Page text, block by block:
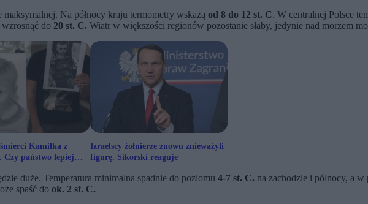
Na północy kraju termometry wskażą od 8 do 12 st. C. W centralnej Polsce
do 20 st. C. Wiatr w większości regionów pozostanie słaby, jedynie nad morzem
Kamilka z
Czy państwo lepiej
Izraelscy żołnierze znowu znieważyli
figurę. Sikorski reaguje
duże. Temperatura minimalna spadnie do poziomu 4-7 st. C. na zachodzie i północy, a
spaść do ok. 2 st. C.